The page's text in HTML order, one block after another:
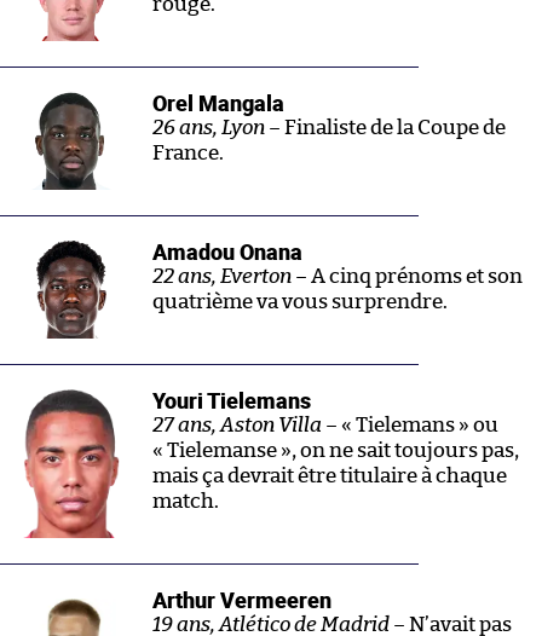
Orel Mangala
26 ans, Lyon – Finaliste de la Coupe de
France.
Amadou Onana
22 ans, Everton – A cinq prénoms et son
quatrième va vous surprendre.
Youri Tielemans
27 ans, Aston Villa – « Tielemans » ou
« Tielemanse », on ne sait toujours pas,
mais ça devrait être titulaire à chaque
match.
Arthur Vermeeren
19 ans, Atlético de Madrid – N’avait pas